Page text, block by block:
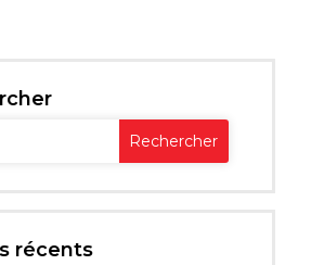
récents